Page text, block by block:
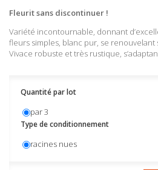
Fleurit sans discontinuer !
Variété incontournable, donnant
fleurs simples, blanc pur, se renouvelant
Vivace robuste et très ­rustique,
Quantité par lot
par 3
Type de conditionnement
racines nues